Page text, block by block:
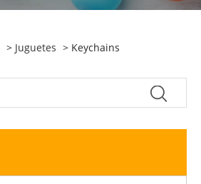
> Juguetes > Keychains